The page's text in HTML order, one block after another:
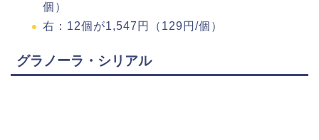
個）
右：12個が1,547円（129円/個）
グラノーラ・シリアル